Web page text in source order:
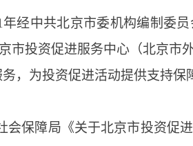
经中共北京市委机构编制委
市投资促进服务中心（北京市
，为投资促进活动提供支持保
会保障局《关于北京市投资促